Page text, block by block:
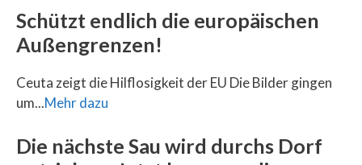
Schützt endlich die europäischen
Außengrenzen!
Ceuta zeigt die Hilflosigkeit der EU Die Bilder gingen
um...Mehr dazu
Die nächste Sau wird durchs Dorf